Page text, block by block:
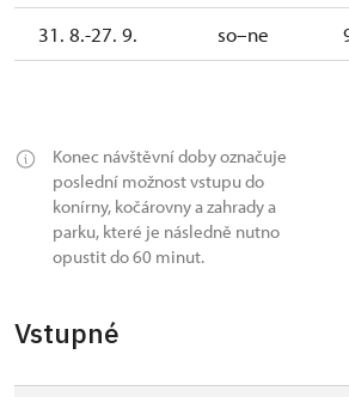
31. 8.-27. 9. so–ne
5. 10.-1. 11. út–ne
Konec návštěvní doby označuje
poslední možnost vstupu do
konírny, kočárovny a zahrady a
parku, které je následně nutno
opustit do 60 minut.
Vstupné